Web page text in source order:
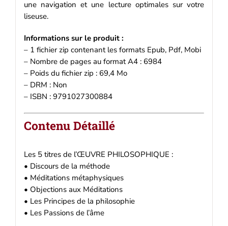
une navigation et une lecture optimales sur votre
liseuse.
Informations sur le produit :
– 1 fichier zip contenant les formats Epub, Pdf, Mobi
– Nombre de pages au format A4 : 6984
– Poids du fichier zip : 69,4 Mo
– DRM : Non
– ISBN : 9791027300884
Contenu Détaillé
Les 5 titres de l’ŒUVRE PHILOSOPHIQUE :
• Discours de la méthode
• Méditations métaphysiques
• Objections aux Méditations
• Les Principes de la philosophie
• Les Passions de l’âme